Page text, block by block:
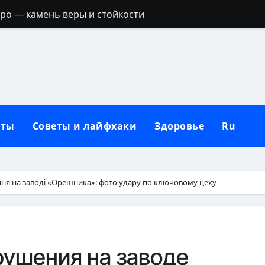
— камень веры и стойкости
филе: точное время и секреты сочности
кольцо: традиции, приметы и современные
секреты выбора и нанесения
для организма
Советы и лайфхаки Здоровье Ru
на заводі «Орешника»: фото удару по ключовому цеху
на заводе